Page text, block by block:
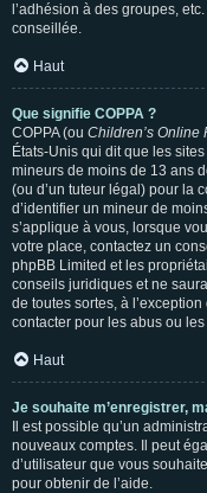
l’adhésion à des groupes,
conseillée.
Haut
Que signifie COPPA ?
COPPA (ou Children’s Online
États-Unis qui dit que les
mineurs de moins de 13 ans
(ou d’un tuteur légal) pour la
d’identifier un mineur de
s’applique à vous, lorsque
votre place, contactez un
phpBB Limited et les
conseils juridiques et ne
de toutes sortes, à
contacter pour les abus ou
Haut
Je souhaite m’enregistrer,
Il est possible qu’un
nouveaux comptes. Il peut
d’utilisateur que vous
pour obtenir de l’aide.